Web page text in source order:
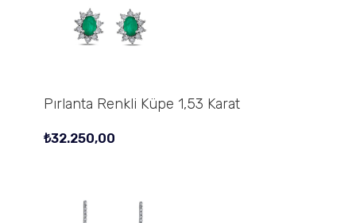
Pırlanta Renkli Küpe 1,53 Karat
₺32.250,00